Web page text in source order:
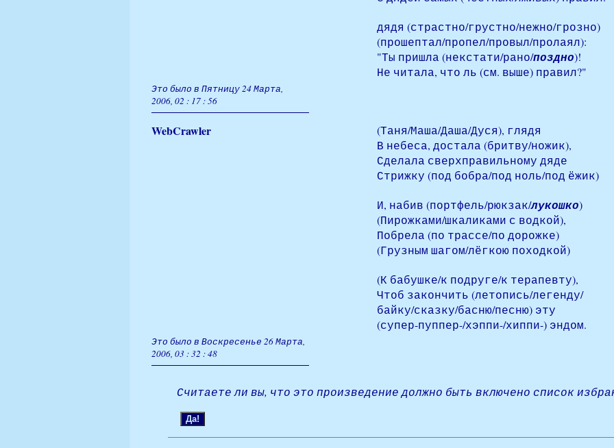
дядя (страстно/грустно/нежно/грозно)
(прошептал/пропел/провыл/пролаял):
"Ты пришла (некстати/рано/поздно)!
Не читала, что ль (см. выше) правил?"
Это было в Пятницу 24 Марта,
2006, 02 : 17 : 56
WebCrawler
(Таня/Маша/Даша/Дуся), глядя
В небеса, достала (бритву/ножик),
Сделала сверхправильному дяде
Стрижку (под бобра/под ноль/под ёжик)
И, набив (портфель/рюкзак/лукошко)
(Пирожками/шкаликами с водкой),
Побрела (по трассе/по дорожке)
(Грузным шагом/лёгкою походкой)
(К бабушке/к подруге/к терапевту),
Чтоб закончить (летопись/легенду/
байку/сказку/басню/песню) эту
(супер-пуппер-/хэппи-/хиппи-) эндом.
Это было в Воскресенье 26 Марта,
2006, 03 : 32 : 48
Считаете ли вы, что это произведение должно быть включено список